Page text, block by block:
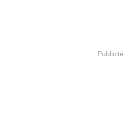
Publicité